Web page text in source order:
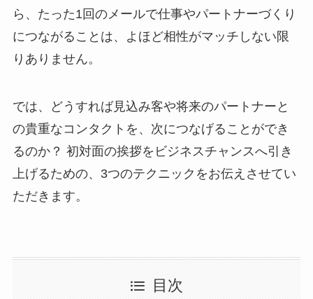
ら、たった1回のメールで仕事やパートナーづくり
につながることは、よほど相性がマッチしない限
りありません。
では、どうすれば見込み客や将来のパートナーと
の貴重なコンタクトを、次につなげることができ
るのか？ 初対面の挨拶をビジネスチャンスへ引き
上げるための、3つのテクニックをお伝えさせてい
ただきます。
目次